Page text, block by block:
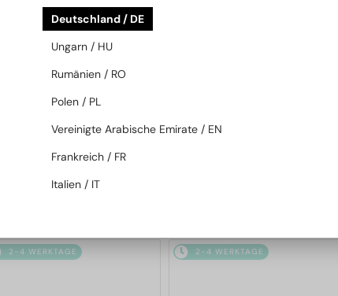
MIT EINER EINSTÄRKENGLASLINSE
Philipp Plein—
Brillenfassungen
Brillenfassungen
2-4 WERKTAGE 2-4 WERKTAGE
Deutschland / DE
Ungarn / HU
Rumänien / RO
Polen / PL
Vereinigte Arabische Emirate / EN
Frankreich / FR
Italien / IT